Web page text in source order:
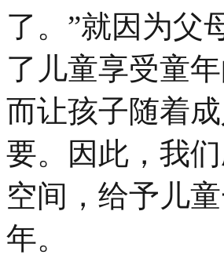
了。”就因为父
了儿童享受童
而让孩子随着
要。因此，我
空间，给予儿
年。